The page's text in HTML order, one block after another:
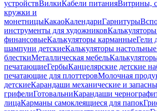
устройствВилкиКабели питанияВитрины,
кружки и
монетницыКакаоКалендариГарнитуры
инструменты для художников
финансовыеКалькуляторы карманныеГели
шампуни детскиеКалькуляторы настольные
блесткиМеталлическая мебель
печатающиеГербыКанцелярские детские
печатающие для плоттеровМолочная
детскиеКарандаши механические и
грифелиГотовальниКарандаши
лицаКарманы самоклеящиеся для папок